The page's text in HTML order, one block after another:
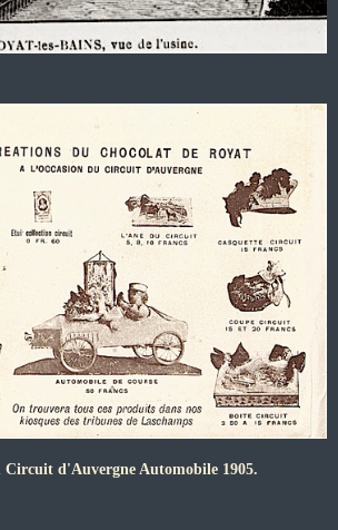
d'Auvergne Automobile 1905.